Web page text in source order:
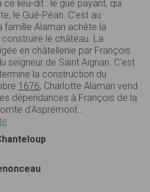
ce lieu-dit : le gué payant, qui
le Gué-Péan. C'est au
famille Alaman achète la
le château. La
en châtellenie par François
seigneur de Saint Aignan. C'est
la construction du
1676, Charlotte Alaman vend
dépendances à François de la
d'Aspremont…